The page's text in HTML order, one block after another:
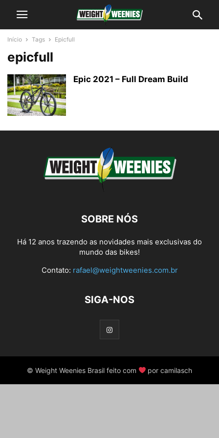
Início Tags Epicfull
epicfull
Epic 2021 – Full Dream Build
SOBRE NÓS
Há 12 anos trazendo as novidades mais exclusivas do
mundo das bikes!
Contato: rafael@weightweenies.com.br
SIGA-NOS
© Weight Weenies Brasil feito com por camilasch